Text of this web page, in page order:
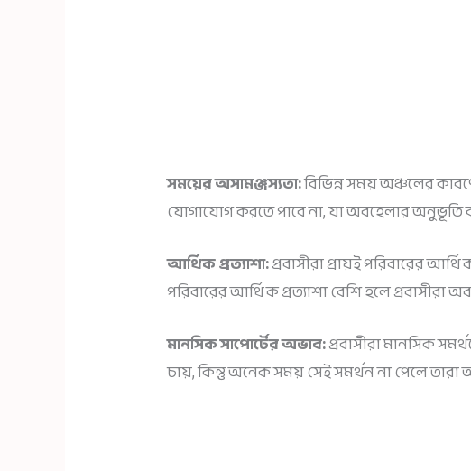
সময়ের অসামঞ্জস্যতা:বিভিন্ন সময় অঞ্চলের
যোগাযোগ করতে পারে না, যা অবহেলার অনুভূতি
আর্থিক প্রত্যাশা:প্রবাসীরা প্রায়ই পরিবারের
পরিবারের আর্থিক প্রত্যাশা বেশি হলে প্রবাসীরা
মানসিক সাপোর্টের অভাব:প্রবাসীরা মানসিক
চায়, কিন্তু অনেক সময় সেই সমর্থন না পেলে